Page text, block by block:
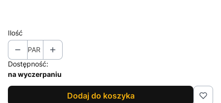
Ilość
PAR
Dostępność:
na wyczerpaniu
Dodaj do koszyka